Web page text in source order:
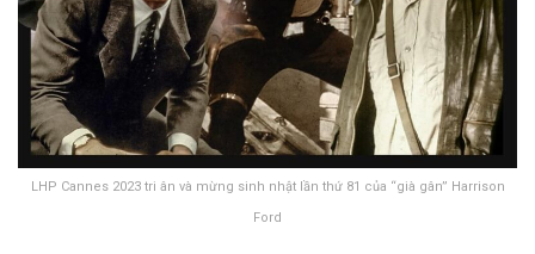
LHP Cannes 2023 tri ân và mừng sinh nhật lần thứ 81 của “già gân” Harrison
Ford